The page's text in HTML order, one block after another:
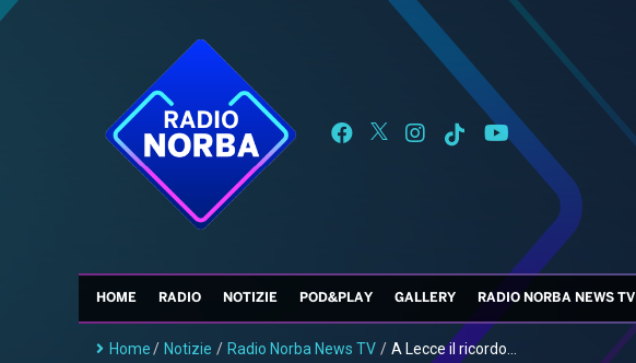
HOME RADIO NOTIZIE POD&PLAY GALLERY RADIO NORBA NEWS TV
Home/ Notizie / Radio Norba News TV / A Lecce il ricordo...